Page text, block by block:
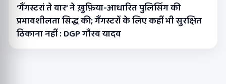
‘गैंगस्टरां ते वार’ ने ख़ुफ़िया-आधारित पुलिसिंग की
प्रभावशीलता सिद्ध की; गैंगस्टरों के लिए कहीं भी सुरक्षित
ठिकाना नहीं : DGP गौरव यादव